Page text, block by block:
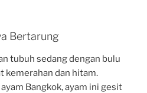
Bertarung
tubuh sedang dengan bulu
kemerahan dan hitam.
Bangkok, ayam ini gesit